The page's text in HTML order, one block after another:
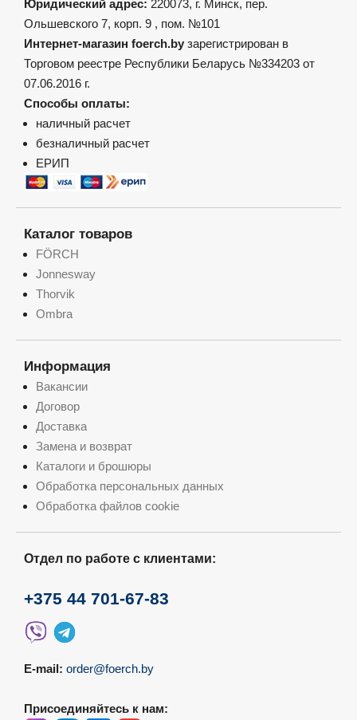
Юридический адрес: 220073, г. Минск, пер.
Ольшевского 7, корп. 9 , пом. №101
Интернет-магазин foerch.by зарегистрирован в
Торговом реестре Республики Беларусь №334203 от
07.06.2016 г.
Способы оплаты:
наличный расчет
безналичный расчет
ЕРИП
Каталог товаров
FÖRCH
Jonnesway
Thorvik
Ombra
Информация
Вакансии
Договор
Доставка
Замена и возврат
Каталоги и брошюры
Обработка персональных данных
Обработка файлов cookie
Отдел по работе с клиентами:
+375 44 701-67-83
E-mail: order@foerch.by
Присоединяйтесь к нам: